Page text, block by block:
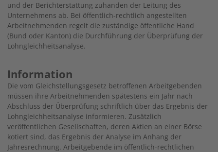
und der Berichterstattung zuhanden der Leitung des
Unternehmens ab. Bei öffentlich-rechtlich angestellten
Arbeitnehmenden regelt die zuständige öffentliche Hand
(Bund oder Kanton) die Durchführung der Überprüfung der
Lohngleichheitsanalyse.
Information
Die vom Gleichstellungsgesetz betroffenen Arbeitgebenden
müssen ihre Arbeitnehmenden spätestens ein Jahr nach
Abschluss der Überprüfung schriftlich über das Ergebnis der
Lohngleichheitsanalyse informieren. Zusätzlich
veröffentlichen Gesellschaften, deren Aktien an einer Börse
kotiert sind, das Ergebnis der Analyse im Anhang der
Jahresrechnung. Arbeitgebende im öffentlich-rechtlichen